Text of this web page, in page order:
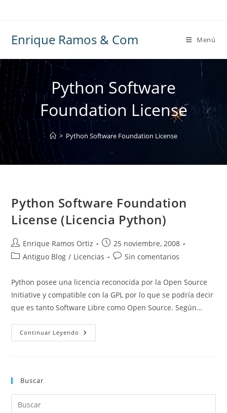
Enrique Ramos & Com Menú
Python Software
Foundation License
> Python Software Foundation License
Python Software Foundation
License (Licencia Python)
Autor
de
Enrique Ramos Ortiz
Publicación
de
25 noviembre, 2008
Categoría
la
entrada:
Antiguo Blog / Licencias
Comentarios
entrada:
Sin comentarios
Python posee una licencia reconocida por la Open Source
Initiative y compatible con la GPL por lo que se podría decir
que es tanto Software Libre como Open Source. Según…
Continuar Leyendo Python
Software
Buscar